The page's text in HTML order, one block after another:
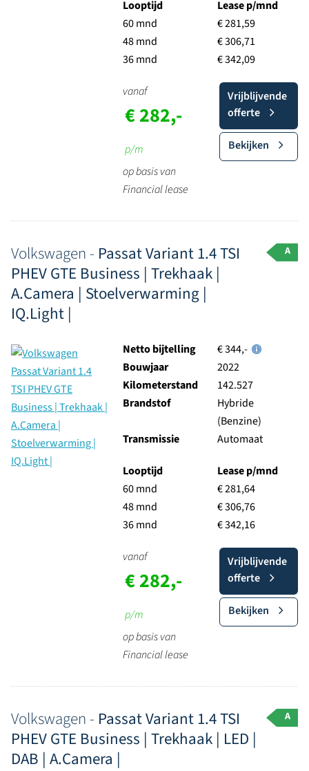
Looptijd
60 mnd
48 mnd
36 mnd
Lease p/mnd
€ 281,59
€ 306,71
€ 342,09
vanaf
€ 282,-
p/m
op basis van
Financial lease
Vrijblijvende
offerte
Bekijken
Volkswagen - Passat Variant 1.4 TSI
PHEV GTE Business | Trekhaak |
A.Camera | Stoelverwarming |
IQ.Light |
A
Netto bijtelling
€ 344,-
Bouwjaar
2022
Kilometerstand
142.527
Brandstof
Hybride
(Benzine)
Transmissie
Automaat
Looptijd
60 mnd
48 mnd
36 mnd
Lease p/mnd
€ 281,64
€ 306,76
€ 342,16
vanaf
€ 282,-
p/m
op basis van
Financial lease
Vrijblijvende
offerte
Bekijken
Volkswagen - Passat Variant 1.4 TSI
PHEV GTE Business | Trekhaak | LED |
DAB | A.Camera |
A